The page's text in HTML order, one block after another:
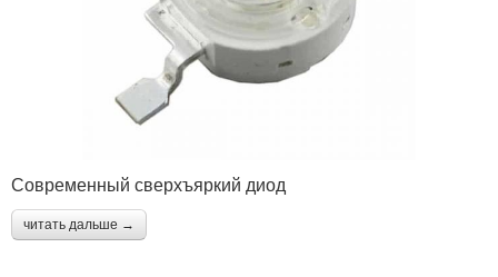
Современный сверхъяркий диод
читать дальше →